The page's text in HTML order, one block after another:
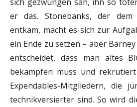
er das. Stonebanks, der
entkam, macht es sich zur
ein Ende zu setzen – aber
entscheidet, dass man altes
bekämpfen muss und
Expendables-Mitgliedern, die
technikversierter sind. So wird